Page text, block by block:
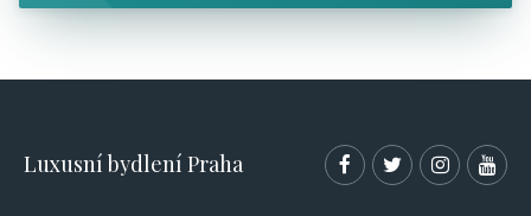
Luxusní bydlení Praha